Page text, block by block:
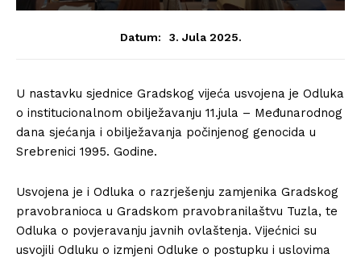
Datum: 3. Jula 2025.
U nastavku sjednice Gradskog vijeća usvojena je Odluka
o institucionalnom obilježavanju 11.jula – Međunarodnog
dana sjećanja i obilježavanja počinjenog genocida u
Srebrenici 1995. Godine.
Usvojena je i Odluka o razrješenju zamjenika Gradskog
pravobranioca u Gradskom pravobranilaštvu Tuzla, te
Odluka o povjeravanju javnih ovlaštenja. Vijećnici su
usvojili Odluku o izmjeni Odluke o postupku i uslovima